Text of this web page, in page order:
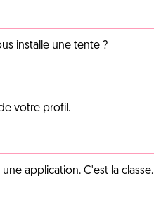
installe une tente ?
votre profil.
application. C'est la classe.